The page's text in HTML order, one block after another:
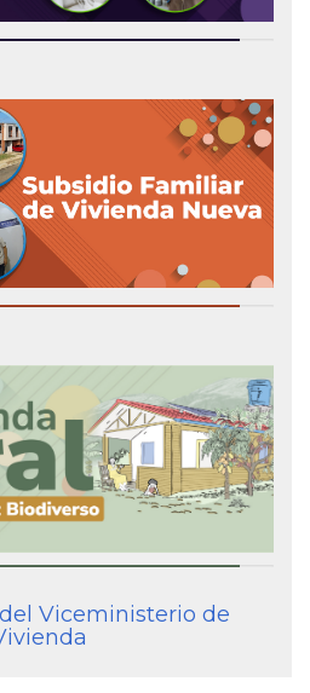
Viceministerio de